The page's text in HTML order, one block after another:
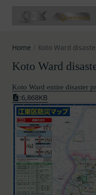
Home Koto Ward
Koto Ward
Koto Ward entire disaster
:6,868KB
Privacy policy
株式会社GOYOH（
は、当社が運営する
の保護に関する法律
するとともに、以下
かりした情報を取り
Terms of service
株式会社GOYOHが
ービス（以下「本サ
用規約（以下「本規
り定めます。
本サービスをご利用
Amazon Gift Card
A digital gift
The gift card
address registered
information.
It is valid for 10